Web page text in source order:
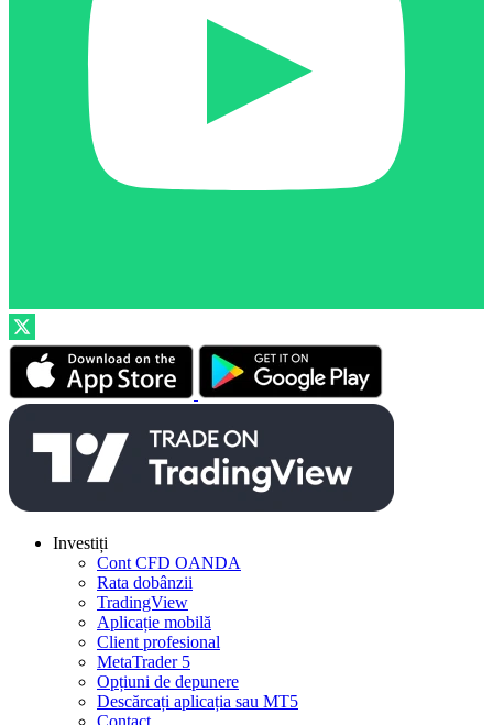
Investiți
Cont CFD OANDA
Rata dobânzii
TradingView
Aplicație mobilă
Client profesional
MetaTrader 5
Opțiuni de depunere
Descărcați aplicația sau MT5